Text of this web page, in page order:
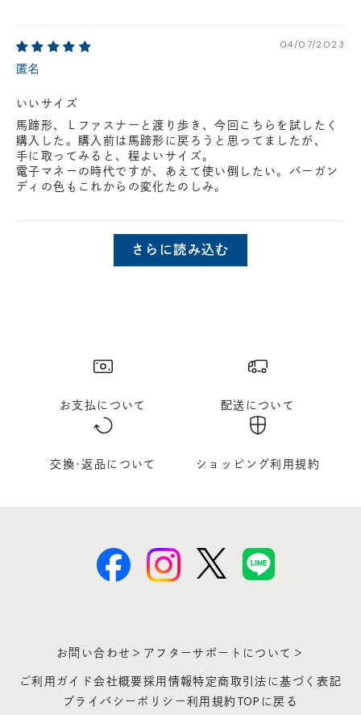
04/07/2023
匿名
いいサイズ
馬蹄形、Ｌファスナーと渡り歩き、今回こちらを試したく
購入した。購入前は馬蹄形に戻ろうと思ってましたが、
手に取ってみると、程よいサイズ。
電子マネーの時代ですが、あえて使い倒したい。バーガン
ディの色もこれからの変化たのしみ。
さらに読み込む
お支払について 配送について
交換･返品について ショッピング利用規約
お問い合わせ＞ アフターサポートについて＞
ご利用ガイド会社概要採用情報特定商取引法に基づく表記
プライバシーポリシー利用規約 TOPに戻る